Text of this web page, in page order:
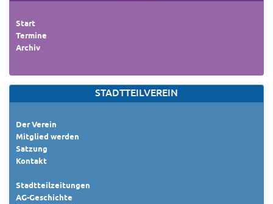
Start
Termine
Archiv
STADTTEILVEREIN
Der Verein
Mitglied werden
Satzung
Kontakt
Stadtteilzeitungen
AG-Geschichte